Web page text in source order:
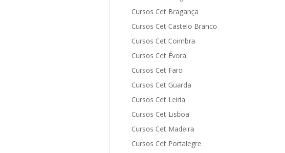
Cursos Cet Bragança
Cursos Cet Castelo Branco
Cursos Cet Coimbra
Cursos Cet Évora
Cursos Cet Faro
Cursos Cet Guarda
Cursos Cet Leiria
Cursos Cet Lisboa
Cursos Cet Madeira
Cursos Cet Portalegre